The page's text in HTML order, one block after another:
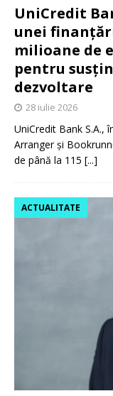
UniCredit
unei
milioane de
pentru
dezvoltare
28 iulie 2026
UniCredit Bank S.A.,
Arranger și
de până la 115 [...]
ACTUALITATE